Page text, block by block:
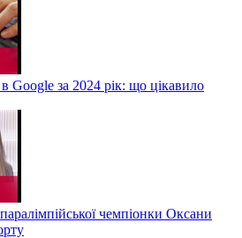
Google за 2024 рік: що цікавило
чемпіонки Оксани